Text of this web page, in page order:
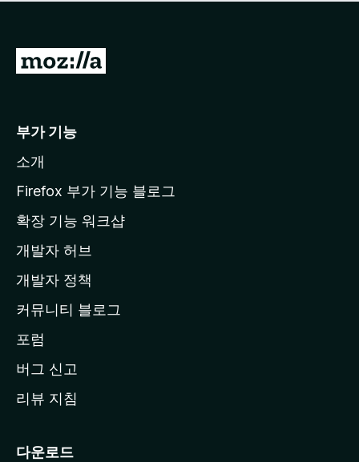
점
습
니
M
l
a
페
이
지
이
동
부가 기능
소개
Firefox 부가 기능 블로그
확장 기능 워크샵
개발자 허브
개발자 정책
커뮤니티 블로그
포럼
버그 신고
리뷰 지침
다운로드